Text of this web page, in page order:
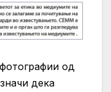
од
значи дека